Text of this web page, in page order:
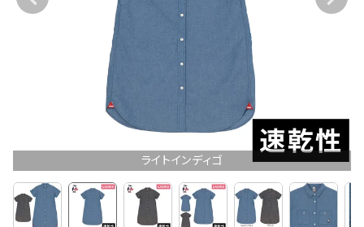
ライトインディゴ